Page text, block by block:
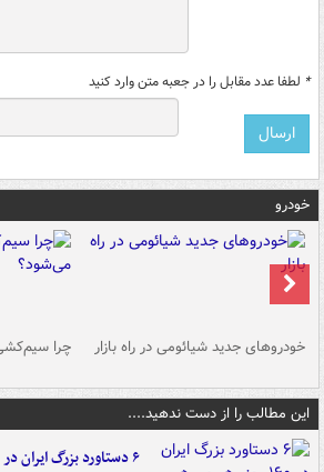
* لطفا عدد مقابل را در جعبه متن وارد کنید
خودرو
خودروهای جدید شیائومی در راه بازار چرا
این مطالب را از دست ندهید....
۶ دستاورد بزرگ ایران در ۱۶۰ روز رهبری رهبر انقلاب